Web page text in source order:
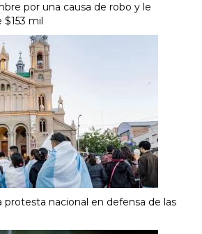
por una causa de robo y le
mil
protesta nacional en defensa de las